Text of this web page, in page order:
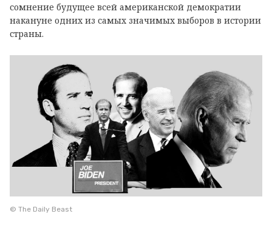
сомнение будущее всей американской демократии
накануне одних из самых значимых выборов в истории
страны.
© The Daily Beast